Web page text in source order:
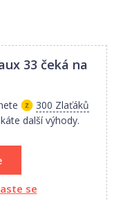
kaučuk
bačkůrek
v konkurenci 12
33 čeká na
300 Zlaťáků
další výhody.
se